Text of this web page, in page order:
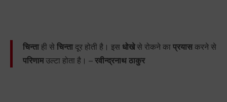
चिन्ताही से चिन्तादूर होती है। इस धोखेसे रोकने का प्रयासकरने से
परिणामउल्टा होता है। – रवीन्द्रनाथ ठाकुर